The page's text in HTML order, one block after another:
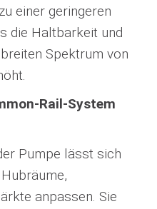
einer geringeren
die Haltbarkeit und
Spektrum von
Rail-System
Pumpe lässt sich
anpassen. Sie